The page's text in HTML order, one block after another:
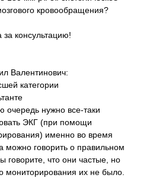
кровообращения?
за консультацию!
Валентинович:
категории
очередь нужно все-таки
ЭКГ (при помощи
именно во время
можно говорить о правильном
говорите, что они частые, но
мониторирования их не было.